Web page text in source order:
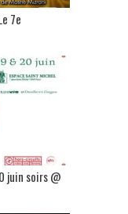
7e
juin soirs @